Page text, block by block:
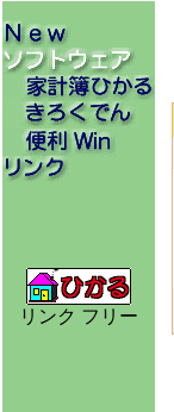
リンク フリー